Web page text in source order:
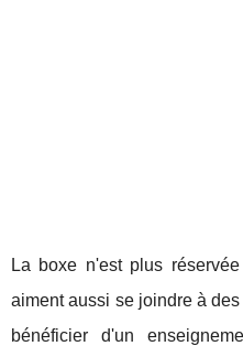
La boxe n'est plus
aiment aussi se joindre à
bénéficier d'un